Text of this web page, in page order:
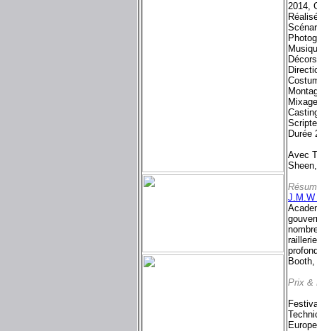
2014,
Durée
Avec
J.M.W
Prix &